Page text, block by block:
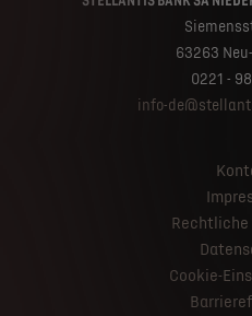
63263
0221 -
info-
Rechtliche
Cookie-